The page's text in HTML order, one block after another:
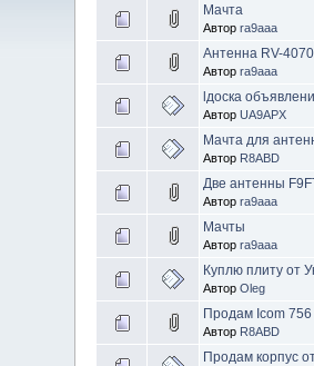
Мачта
Авторra9aaa
Антенна RV-4070
Авторra9aaa
lдоска
АвторUA9APX
Мачта для
Автор R8ABD
Две антенны
Авторra9aaa
Мачты
Авторra9aaa
Куплю плиту от
АвторOleg
Продам Icom 756
Автор R8ABD
Продам корпус